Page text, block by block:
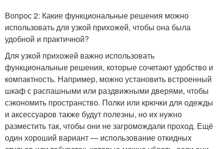
Вопрос 2: Какие функциональные решения можно
использовать для узкой прихожей, чтобы она была
удобной и практичной?
Для узкой прихожей важно использовать
функциональные решения, которые сочетают удобство и
компактность. Например, можно установить встроенный
шкаф с распашными или раздвижными дверями, чтобы
сэкономить пространство. Полки или крючки для одежды
и аксессуаров также будут полезны, но их нужно
разместить так, чтобы они не загромождали проход. Ещё
один хороший вариант — использование откидных